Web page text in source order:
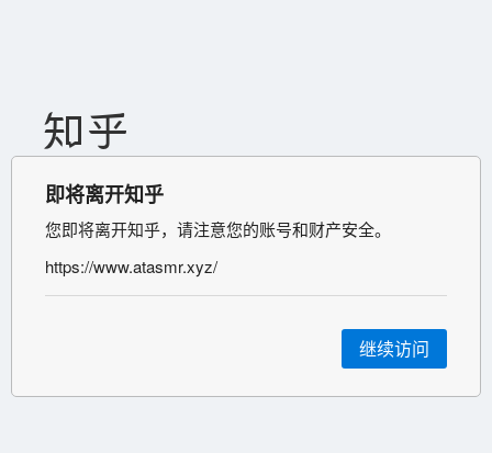
即将离开知乎
您即将离开知乎，请注意您的账号和财产安全。
https://www.atasmr.xyz/
继续访问